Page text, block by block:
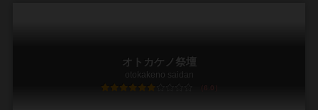
オトカケノ祭壇
otokakeno saidan
6.0